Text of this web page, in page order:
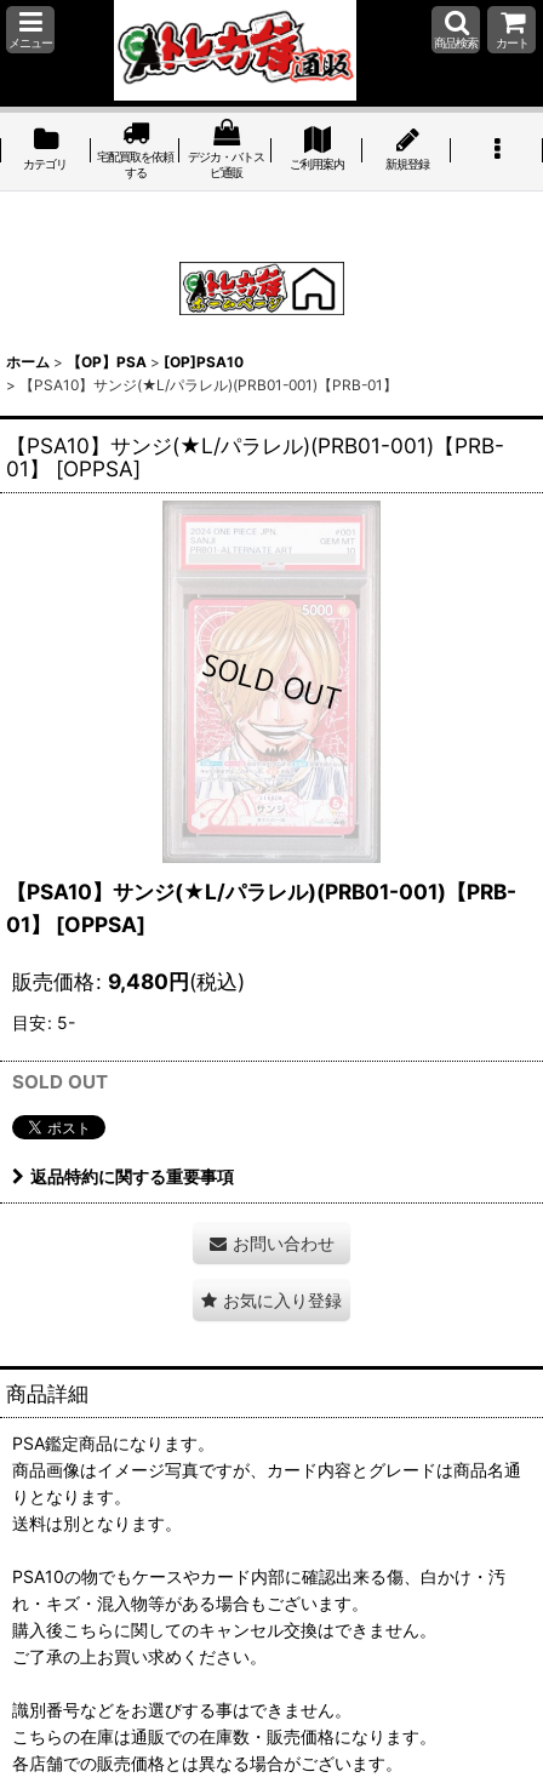
メニュー 商品検索 カート
カテゴリ
宅配買取を依頼
する
デジカ・バトス
ピ通販
ご利用案内 新規登録
ホーム > 【OP】PSA > [OP]PSA10
>
【PSA10】サンジ(★L/パラレル)(PRB01-001)【PRB-01】
【PSA10】サンジ(★L/パラレル)(PRB01-001)【PRB-
01】
[OPPSA]
【PSA10】サンジ(★L/パラレル)(PRB01-001)【PRB-
01】
[OPPSA]
販売価格: 9,480円(税込)
目安: 5-
SOLD OUT
返品特約に関する重要事項
お問い合わせ
お気に入り登録
商品詳細
PSA鑑定商品になります。
商品画像はイメージ写真ですが、カード内容とグレードは商品名通
りとなります。
送料は別となります。
PSA10の物でもケースやカード内部に確認出来る傷、白かけ・汚
れ・キズ・混入物等がある場合もございます。
購入後こちらに関してのキャンセル交換はできません。
ご了承の上お買い求めください。
識別番号などをお選びする事はできません。
こちらの在庫は通販での在庫数・販売価格になります。
各店舗での販売価格とは異なる場合がございます。